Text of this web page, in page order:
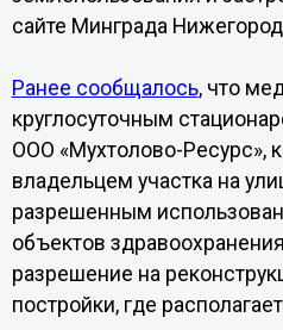
сайте Минграда
Ранее сообщалось, что
круглосуточным
ООО «Мухтолово-Ресурс»,
владельцем участка на
разрешенным
объектов
разрешение на
постройки, где